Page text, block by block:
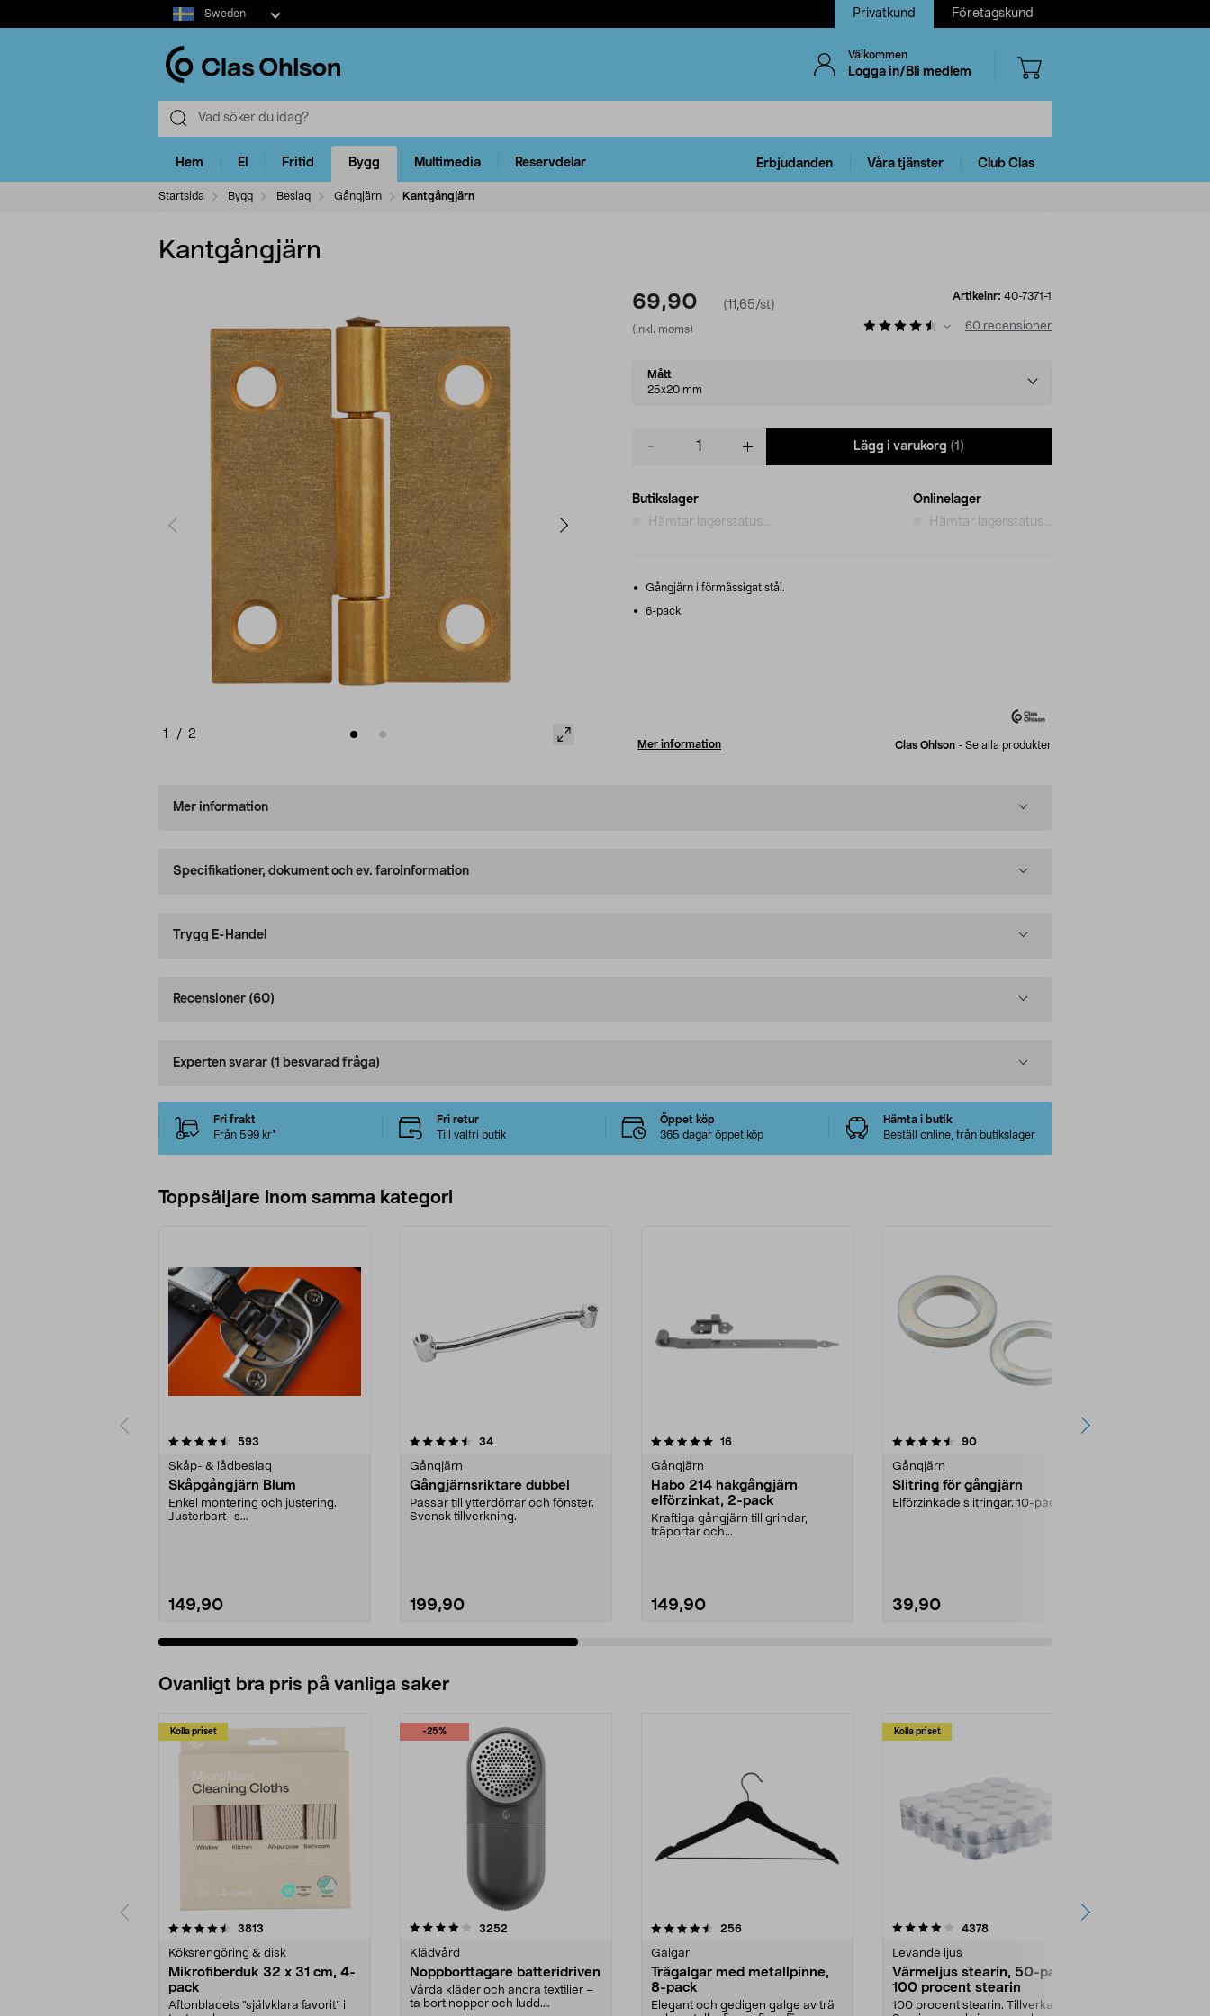
Select
market
Sweden Privatkund Företagskund
Välkommen
Logga in/Bli medlem
Hem El Fritid Bygg Multimedia Reservdelar Erbjudanden Våra tjänster Club Clas
Startsida Bygg Beslag Gångjärn Kantgångjärn
Kantgångjärn
1 / 2
69,90 (11,65/st)
(inkl. moms)
Artikelnr: 40-7371-1
60 recensioner
Select
variant
Mått
25x20 mm
Lägg i varukorg (1)
Butikslager
Hämtar lagerstatus...
Onlinelager
Hämtar lagerstatus...
Gångjärn i förmässigat stål.
6-pack.
Mer information Clas Ohlson - Se alla produkter
Mer information
Specifikationer, dokument och ev. faroinformation
Trygg E-Handel
Recensioner (60)
Experten svarar (1 besvarad fråga)
Fri frakt
Från 599 kr*
Fri retur
Till valfri butik
Öppet köp
365 dagar öppet köp
Hämta i butik
Beställ online, från butikslager
Toppsäljare inom samma kategori
593
Skåp- & lådbeslag
Skåpgångjärn Blum
Enkel montering och justering.
Justerbart i s...
149,90
4.5 av 5 stjärnor 34recensioner
Gångjärn
Gångjärnsriktare dubbel
Passar till ytterdörrar och fönster.
Svensk tillverkning.
199,90
5.0 av 5 stjärnor 16recensioner
Gångjärn
Habo 214 hakgångjärn
elförzinkat, 2-pack
Kraftiga gångjärn till grindar,
träportar och...
149,90
4.5 av 5 stjärnor 90recensioner
Gångjärn
Slitring för gångjärn
Elförzinkade slitringar. 10-pack.
39,90
4.5 av 5 stjärnor
Ovanligt bra pris på vanliga saker
Kolla priset
3813
Köksrengöring & disk
Mikrofiberduk 32 x 31 cm, 4-
pack
Aftonbladets "självklara favorit” i
-25%
4.0av 5 stjärnor 3252
Klädvård
Noppborttagare batteridriven
Vårda kläder och andra textilier –
ta bort noppor och ludd.
4.5av 5 stjärnor 256recensioner
Galgar
Trägalgar med metallpinne,
8-pack
Elegant och gedigen galge av trä
Kolla priset
4.0av 5 stjärnor 4378recensioner
Levande ljus
Värmeljus stearin, 50-pack,
100 procent stearin
100 procent stearin. Tillverkade i
4.5av 5 stjärnor